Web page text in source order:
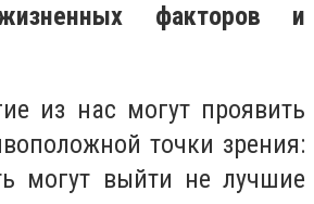
факторов и
из нас могут проявить
точки зрения:
могут выйти не лучшие